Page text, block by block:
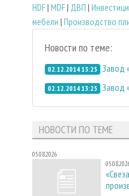
HDF| MDF| ДВП |
мебели | Производство
Новости по теме:
02.12.2014 13:25 Завод
02.12.2014 13:25 Завод
НОВОСТИ ПО ТЕМЕ
05.08.2026